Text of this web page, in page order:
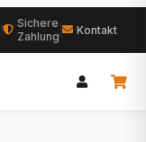
Sichere
Zahlung
Kontakt